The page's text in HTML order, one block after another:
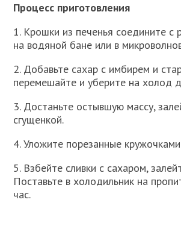
Процесс приготовления
1. Крошки из печенья соедините с
на водяной бане или в
2. Добавьте сахар с имбирем и
перемешайте и уберите на холод
3. Достаньте остывшую массу,
сгущенкой.
4. Уложите порезанные
5. Взбейте сливки с сахаром,
Поставьте в холодильник на
час.